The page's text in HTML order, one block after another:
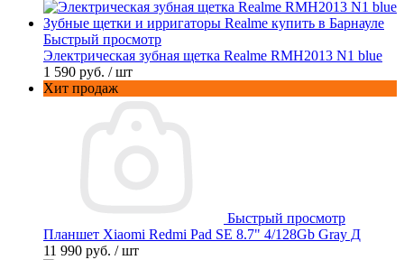
Быстрый просмотр
Электрическая зубная щетка Realme RMH2013 N1 blue
1 590 руб. / шт
Хит продаж
Быстрый просмотр
Планшет Xiaomi Redmi Pad SE 8.7" 4/128Gb Gray Д
11 990 руб. / шт